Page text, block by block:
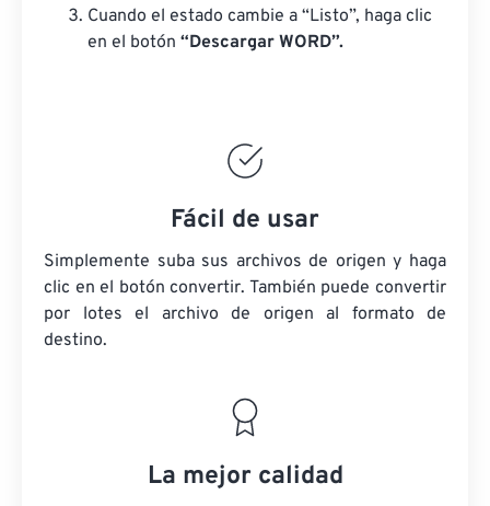
Cuando el estado cambie a “Listo”, haga clic
en el botón “Descargar WORD”.
Fácil de usar
Simplemente suba sus archivos de origen y haga
clic en el botón convertir. También puede convertir
por lotes el archivo de origen al formato de
destino.
La mejor calidad